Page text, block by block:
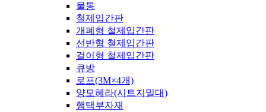
물통
철제입간판
개폐형 철제입간판
선반형 철제입간판
걸이형 철제입간판
큐방
로프(3M×4개)
양모헤라(시트지밀대)
행택부자재